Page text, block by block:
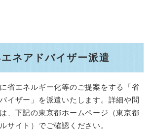
ネアドバイザー派遣
省エネルギー化等のご提案をする「省
イザー」を派遣いたします。詳細や問
、下記の東京都ホームページ（東京都
サイト）でご確認ください。